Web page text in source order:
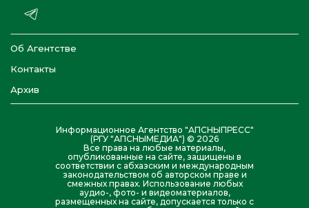
Об Агентстве
Контакты
Архив
Информационное Агентство "АПСНЫПРЕСС"
(РГУ "АПСНЫМЕДИА") © 2026
Все права на любые материалы,
опубликованные на сайте, защищены в
соответствии с абхазским и международным
законодательством об авторском праве и
смежных правах. Использование любых
аудио-, фото- и видеоматериалов,
размещенных на сайте, допускается только с